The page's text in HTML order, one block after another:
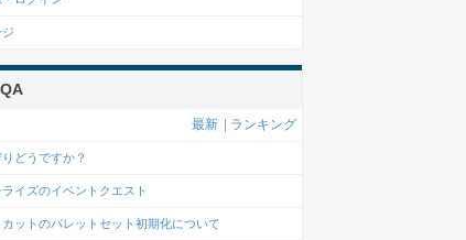
最新 ランキング
どうですか？
イズのイベントクエスト
カットのパレットセット初期化について